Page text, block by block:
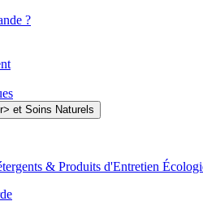
?
& Produits d'Entretien